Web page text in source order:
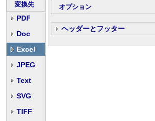
変換先
PDF
Doc
Excel
JPEG
Text
SVG
TIFF
オプション
ヘッダーとフッター